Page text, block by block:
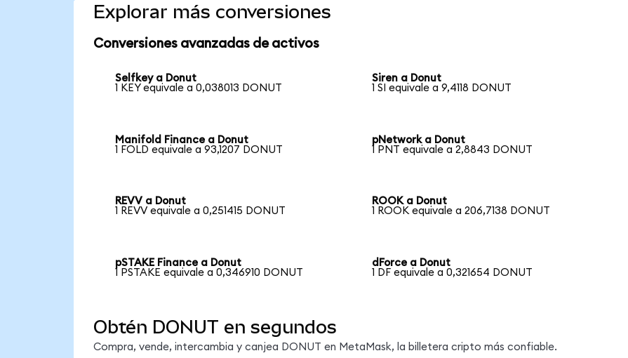
Explorar más conversiones
Conversiones avanzadas de activos
Selfkey a Donut
1 KEY equivale a 0,038013 DONUT
Siren a Donut
1 SI equivale a 9,4118 DONUT
Manifold Finance a Donut
1 FOLD equivale a 93,1207 DONUT
pNetwork a Donut
1 PNT equivale a 2,8843 DONUT
REVV a Donut
1 REVV equivale a 0,251415 DONUT
ROOK a Donut
1 ROOK equivale a 206,7138 DONUT
pSTAKE Finance a Donut
1 PSTAKE equivale a 0,346910 DONUT
dForce a Donut
1 DF equivale a 0,321654 DONUT
Obtén DONUT en segundos
Compra, vende, intercambia y canjea DONUT en MetaMask, la billetera cripto más confiable.